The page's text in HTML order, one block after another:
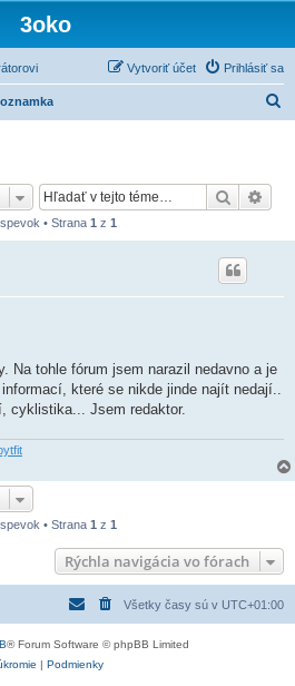
3oko
Prihlásiť sa
Vytvoriť účet
Hľadať
• Strana 1 z 1
Na tohle fórum jsem narazil nedavno a je
které se nikde jinde najít nedají..
cyklistika... Jsem redaktor.
• Strana 1 z 1
Rýchla navigácia vo fórach
Všetky časy sú v UTC+01:00
® Forum Software © phpBB Limited
| Podmienky